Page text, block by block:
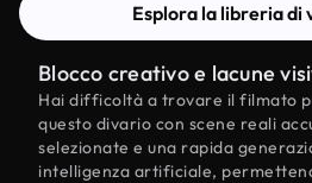
Esplora la libreria di
Blocco creativo e lacune
Hai difficoltà a trovare il filmato
questo divario con scene reali
selezionate e una rapida
intelligenza artificiale,